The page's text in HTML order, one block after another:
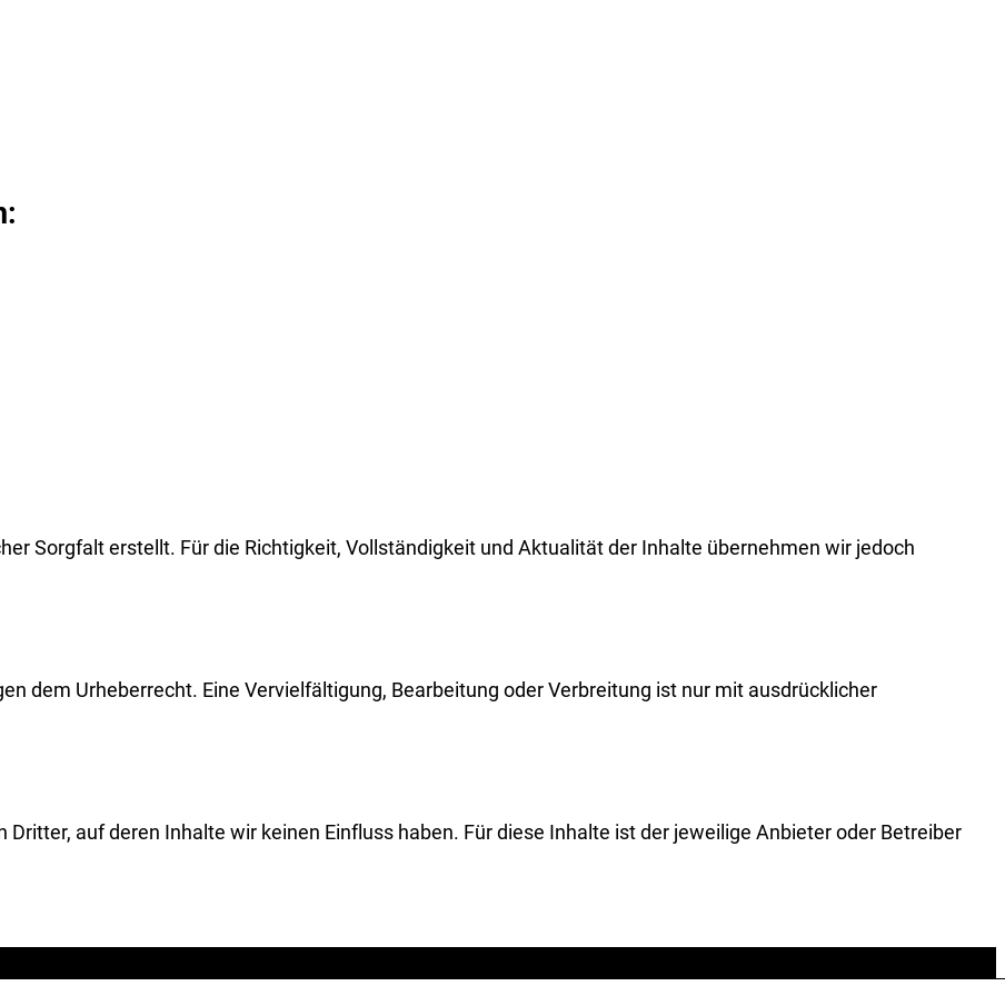
Sorgfalt erstellt. Für die Richtigkeit, Vollständigkeit und Aktualität der Inhalte übernehmen wir jedoch
dem Urheberrecht. Eine Vervielfältigung, Bearbeitung oder Verbreitung ist nur mit ausdrücklicher
auf deren Inhalte wir keinen Einfluss haben. Für diese Inhalte ist der jeweilige Anbieter oder Betreiber